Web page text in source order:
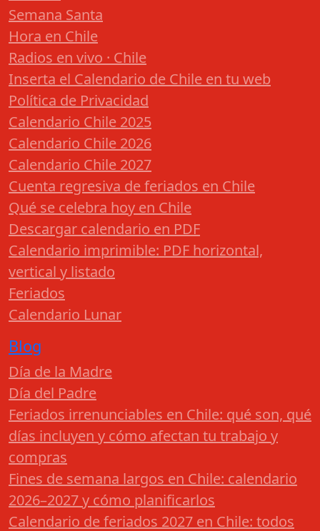
Semana Santa
Hora en Chile
Radios en vivo · Chile
Inserta el Calendario de Chile en tu web
Política de Privacidad
Calendario Chile 2025
Calendario Chile 2026
Calendario Chile 2027
Cuenta regresiva de feriados en Chile
Qué se celebra hoy en Chile
Descargar calendario en PDF
Calendario imprimible: PDF horizontal,
vertical y listado
Feriados
Calendario Lunar
Blog
Día de la Madre
Día del Padre
Feriados irrenunciables en Chile: qué son, qué
días incluyen y cómo afectan tu trabajo y
compras
Fines de semana largos en Chile: calendario
2026–2027 y cómo planificarlos
Calendario de feriados 2027 en Chile: todos